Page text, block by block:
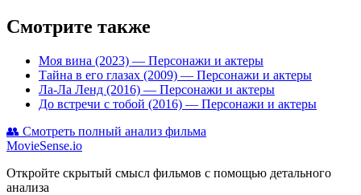
Смотрите также
Моя вина (2023) — Персонажи и актеры
Тайна в его глазах (2009) — Персонажи и актеры
Ла-Ла Ленд (2016) — Персонажи и актеры
До встречи с тобой (2016) — Персонажи и актеры
👥 Смотреть полный анализ фильма
MovieSense.io
Откройте скрытый смысл фильмов с помощью детального
анализа